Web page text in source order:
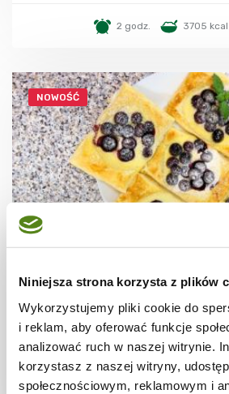
Niniejsza strona korzysta z plików
Wykorzystujemy pliki cookie do
i reklam, aby oferować funkcje
analizować ruch w naszej witrynie.
korzystasz z naszej witryny,
społecznościowym, reklamowym i
2 godz. 3705 kcal
NOWOŚĆ
CIASTECZKA
Ciastka francuskie z